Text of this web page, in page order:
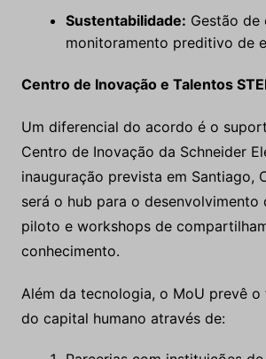
Sustentabilidade: Gestão de
monitoramento preditivo de
Centro de Inovação e Talentos
Um diferencial do acordo é o
Centro de Inovação da Schneider
inauguração prevista em Santiago,
será o hub para o
piloto e workshops de
conhecimento.
Além da tecnologia, o MoU prevê
do capital humano através de: